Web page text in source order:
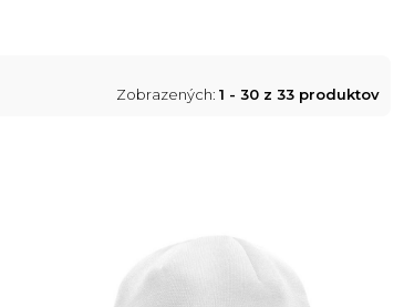
Zobrazených: 1 - 30 z 33 produktov